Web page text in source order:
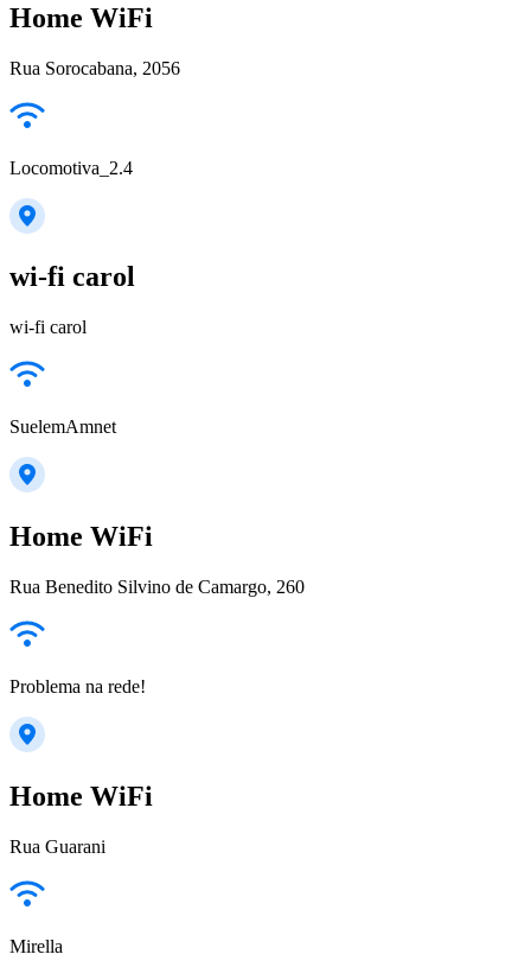
Home WiFi
Rua Sorocabana, 2056
Locomotiva_2.4
wi-fi carol
wi-fi carol
SuelemAmnet
Home WiFi
Rua Benedito Silvino de Camargo, 260
Problema na rede!
Home WiFi
Rua Guarani
Mirella